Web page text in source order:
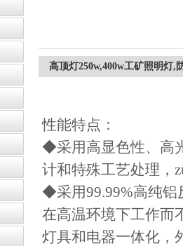
高顶灯250w,400w工矿照明灯,
性能特点：
◆采用高显色性、高
计和特殊工艺处理，
◆采用99.99%高纯铝
在高温环境下工作而
灯具和电器一体化，